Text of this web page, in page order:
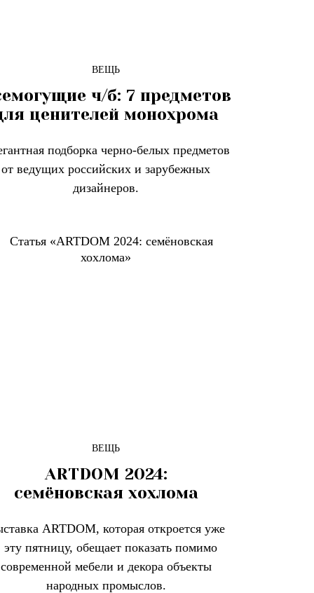
ВЕЩЬ
ч/б: 7 предметов
ценителей монохрома
подборка черно-белых предметов
от ведущих российских и зарубежных
дизайнеров.
ВЕЩЬ
ARTDOM 2024:
семёновская хохлома
ARTDOM, которая откроется уже
эту пятницу, обещает показать помимо
современной мебели и декора объекты
народных промыслов.